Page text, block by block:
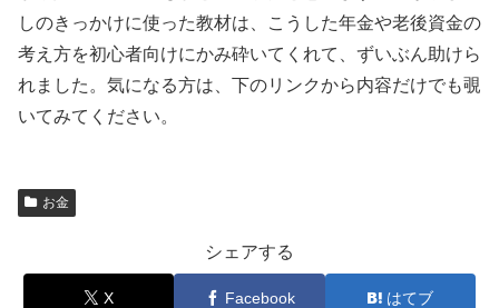
しのきっかけに使った教材は、こうした年金や老後資金の
考え方を初心者向けにかみ砕いてくれて、ずいぶん助けら
れました。気になる方は、下のリンクから内容だけでも覗
いてみてください。
お金
シェアする
X Facebook はてブ